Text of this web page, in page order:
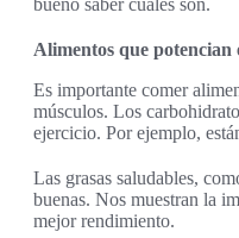
bueno saber cuáles son.
Alimentos que potencian
Es importante comer
músculos. Los
ejercicio. Por ejemplo,
Las grasas saludables,
buenas. Nos muestran la
mejor rendimiento.